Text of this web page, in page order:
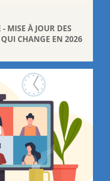
MISE À JOUR DES
CHANGE EN 2026